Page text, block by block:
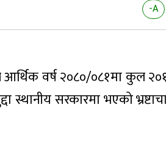
-A
वर्ष २०८०/०८१मा कुल २०१
सरकारमा भएको